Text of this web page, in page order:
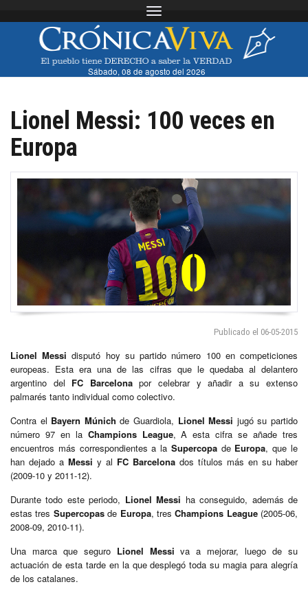
Toggle navigation
Sábado, 08 de agosto del 2026
Lionel Messi: 100 veces en
Europa
Publicado el 06-05-2015
Lionel Messi disputó hoy su partido número 100 en competiciones
europeas. Esta era una de las cifras que le quedaba al delantero
argentino del FC Barcelonapor celebrar y añadir a su extenso
palmarés tanto individual como colectivo.
Contra el Bayern Múnich de Guardiola, Lionel Messi jugó su partido
número 97 en la Champions League, A esta cifra se añade tres
encuentros más correspondientes a la Supercopade Europa, que le
han dejado a Messi y al FC Barcelona dos títulos más en su haber
(2009-10 y 2011-12).
Durante todo este periodo, Lionel Messi ha conseguido, además de
estas tres Supercopasde Europa, tresChampions League(2005-06,
2008-09, 2010-11).
Una marca que seguroLionel Messi va a mejorar, luego de su
actuación de esta tarde en la que desplegó toda su magia para alegría
de los catalanes.